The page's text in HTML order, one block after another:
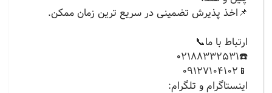
📌اخذ پذیرش تضمینی در سریع ترین زمان ممکن.
ارتباط با ما📞
☎️02188332531
📱09127104102
‏اينستاگرام و تلگرام: